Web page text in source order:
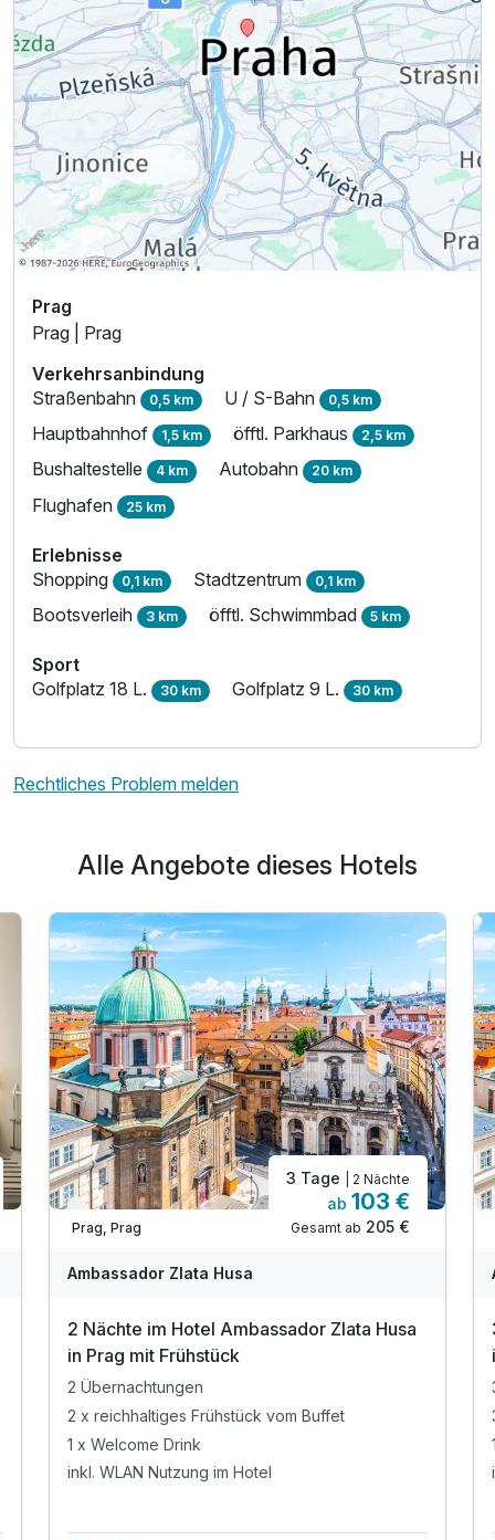
Prag
Prag | Prag
Verkehrsanbindung
Straßenbahn 0,5 km U / S-Bahn 0,5 km
Hauptbahnhof 1,5 km öfftl. Parkhaus 2,5 km
Bushaltestelle 4 km Autobahn 20 km
Flughafen 25 km
Erlebnisse
Shopping 0,1 km Stadtzentrum 0,1 km
Bootsverleih 3 km öfftl. Schwimmbad 5 km
Sport
Golfplatz 18 L. 30 km Golfplatz 9 L. 30 km
Rechtliches Problem melden
Alle Angebote dieses Hotels
Verfügbar bis Dezember
Prag, Prag
3 Tage | 2 Nächte
ab 103 €
Gesamt ab 205 €
Ambassador Zlata Husa
2 Nächte im Hotel Ambassador Zlata Husa
in Prag mit Frühstück
2 Übernachtungen
2 x reichhaltiges Frühstück vom Buffet
1 x Welcome Drink
inkl. WLAN Nutzung im Hotel